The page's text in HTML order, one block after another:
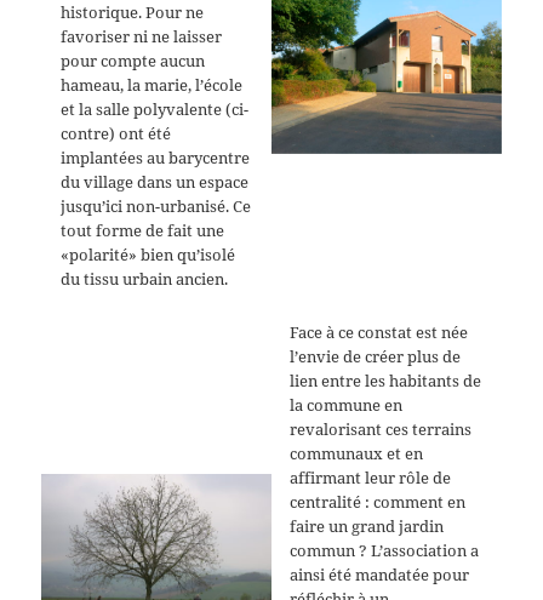
historique. Pour ne
favoriser ni ne laisser
pour compte aucun
hameau, la marie, l’école
et la salle polyvalente (ci-
contre) ont été
implantées au barycentre
du village dans un espace
jusqu’ici non-urbanisé. Ce
tout forme de fait une
«polarité» bien qu’isolé
du tissu urbain ancien.
Face à ce constat est née
l’envie de créer plus de
lien entre les habitants de
la commune en
revalorisant ces terrains
communaux et en
affirmant leur rôle de
centralité : comment en
faire un grand jardin
commun ? L’association a
ainsi été mandatée pour